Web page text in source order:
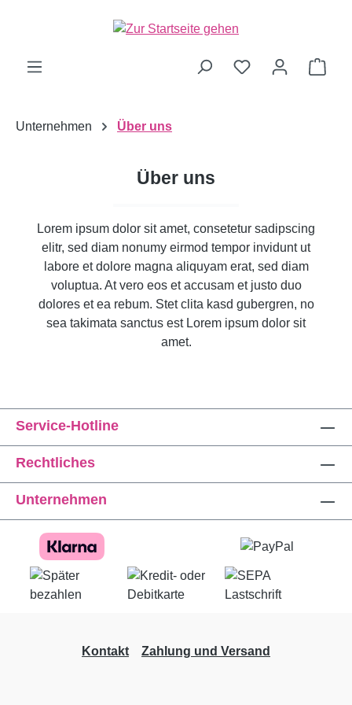
Unternehmen Über uns
Über uns
Lorem ipsum dolor sit amet, consetetur sadipscing
elitr, sed diam nonumy eirmod tempor invidunt ut
labore et dolore magna aliquyam erat, sed diam
voluptua. At vero eos et accusam et justo duo
dolores et ea rebum. Stet clita kasd gubergren, no
sea takimata sanctus est Lorem ipsum dolor sit
amet.
Service-Hotline
Rechtliches
Unternehmen
Kontakt Zahlung und Versand